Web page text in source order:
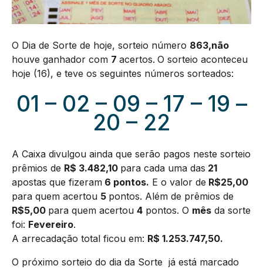
O Dia de Sorte de hoje, sorteio número 863,não
houve ganhador com 7 acertos. O sorteio aconteceu
hoje (16), e teve os seguintes números sorteados:
01 – 02 – 09 – 17 – 19 –
20 – 22
A Caixa divulgou ainda que serão pagos neste sorteio
prêmios de R$ 3.482,10 para cada uma das 21
apostas que fizeram 6 pontos. E o valor de R$25,00
para quem acertou 5 pontos. Além de prêmios de
R$5,00 para quem acertou 4 pontos. O mês da sorte
foi: Fevereiro.
A arrecadação total ficou em: R$ 1.253.747,50.
O próximo sorteio do dia da Sorte já está marcado